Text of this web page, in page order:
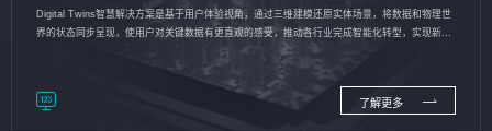
Digital Twins智慧解决方案是基于用户体验视角，通过三维建模还原实体场景，将数据和物理世
界的状态同步呈现，使用户对关键数据有更直观的感受，推动各行业完成智能化转型，实现新旧
了解更多